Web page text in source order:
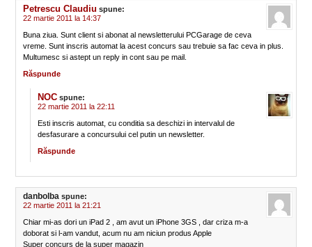
Petrescu Claudiu spune:
22 martie 2011 la 14:37
Buna ziua. Sunt client si abonat al newsletterului PCGarage de ceva
vreme. Sunt inscris automat la acest concurs sau trebuie sa fac ceva in plus.
Multumesc si astept un reply in cont sau pe mail.
Răspunde
NOC spune:
22 martie 2011 la 22:11
Esti inscris automat, cu conditia sa deschizi in intervalul de
desfasurare a concursului cel putin un newsletter.
Răspunde
danbolba spune:
22 martie 2011 la 21:21
Chiar mi-as dori un iPad 2 , am avut un iPhone 3GS , dar criza m-a
doborat si l-am vandut, acum nu am niciun produs Apple
Super concurs de la super magazin